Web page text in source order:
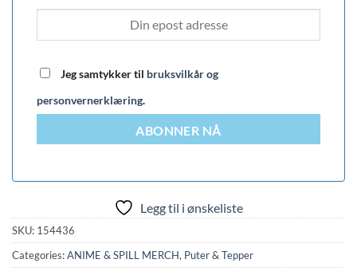
Jeg samtykker til bruksvilkår og
personvernerklæring.
ABONNER NÅ
Legg til i ønskeliste
SKU: 154436
Categories:ANIME & SPILL MERCH, Puter & Tepper